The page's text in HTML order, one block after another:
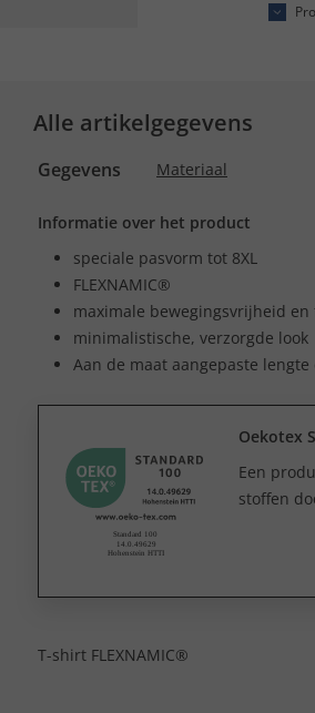
Alle artikelgegevens
Gegevens Materiaal
Informatie over het product
speciale pasvorm tot 8XL
FLEXNAMIC®
maximale bewegingsvrijheid
minimalistische, verzorgde look
Aan de maat aangepaste lengte
Oekotex
Een
stoffen
T-shirt FLEXNAMIC®